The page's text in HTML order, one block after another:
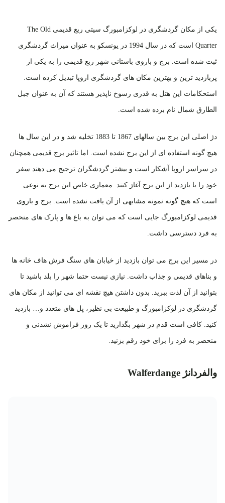
یکی از مکان گردشگری در لوکزامبورگ سیتی ربع قدیمی The Old
Quarter است که در سال 1994 در یونسکو به عنوان میراث گردشگری
ثبت شده است. برج و باروی باستانی شهر ربع قدیمی را به یکی از
پربازدید ترین و بهترین مکان های گردشگری اروپا تبدیل کرده است.
استحکامات این هتل به قدری رسوخ ناپذیر هستند که آن به عنوان جبل
الطارق شمال نام برده شده است.
دژ اصلی این برج بین سالهای 1867 تا 1883 تخلیه شد و در این سال ها
هیچ گونه استفاده ای از این برج نشده است. اما تاثیر برج قدیمی همچنان
در سراسر اروپا آشکار است و بیشتر گردشگران ترجیح می دهند سفر
خود را با بازدید از این برج آغاز کنند. معماری خاص این برج به نوعی
است که هیچ گونه نمونه مشابهی از آن یافت نشده است. برج و باروی
قدیمی لوکزامبورگ جایی است که می توان به باغ ها و پارک های منحصر
به فرد دسترسی داشت.
در مسیر این برج می توان بازدید از خیابان های سنگ فرش هاف خانه ها
و بناهای قدیمی و جذاب داشت. نیازی نیست حتما شهر را بلد باشید تا
بتوانید از آن لذت ببرید. بدون داشتن هیچ نقشه ای می توانید از مکان های
گردشگری در لوکزامبورگ و طبیعت بی نظیر، پل های متعدد و… بازدید
کنید. کافی است قدم در شهر بگذارید تا یک روز فراموش نشدنی و
منحصر به فرد را برای خود رقم بزنید.
والفردانژ Walferdange